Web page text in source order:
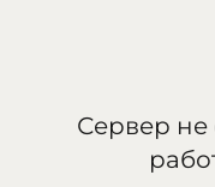
Сервер не